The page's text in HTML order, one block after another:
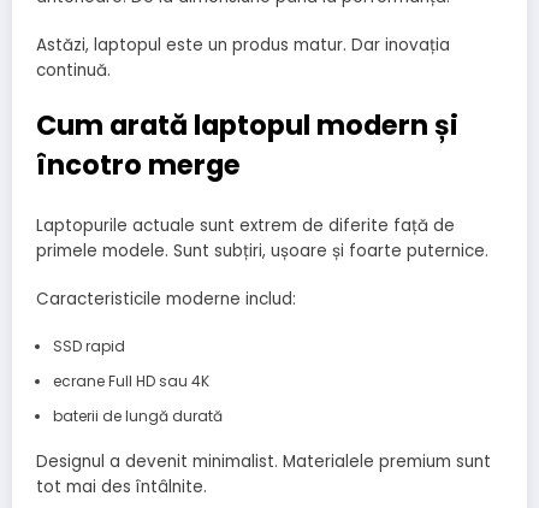
Astăzi, laptopul este un produs matur. Dar inovația
continuă.
Cum arată laptopul modern și
încotro merge
Laptopurile actuale sunt extrem de diferite față de
primele modele. Sunt subțiri, ușoare și foarte puternice.
Caracteristicile moderne includ:
SSD rapid
ecrane Full HD sau 4K
baterii de lungă durată
Designul a devenit minimalist. Materialele premium sunt
tot mai des întâlnite.